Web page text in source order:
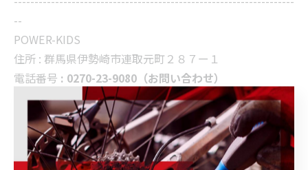
--
POWER-KIDS
住所 : 群馬県伊勢崎市連取元町２８７ー１
電話番号 : 0270-23-9080（お問い合わせ）
--------------------------------------------------------------------